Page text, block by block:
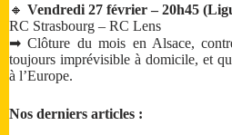
🔸 Vendredi 27 février – 20h45
RC Strasbourg – RC Lens
➡ Clôture du mois en Alsace,
toujours imprévisible à domicile, et
à l’Europe.
Nos derniers articles :